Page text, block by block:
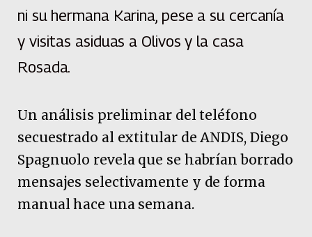
ni su hermana Karina, pese a su cercanía
y visitas asiduas a Olivos y la casa
Rosada.
Un análisis preliminar del teléfono
secuestrado al extitular de ANDIS, Diego
Spagnuolo revela que se habrían borrado
mensajes selectivamente y de forma
manual hace una semana.